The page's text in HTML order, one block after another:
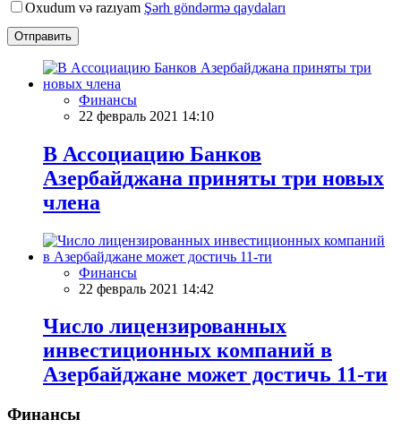
Oxudum və razıyam Şərh göndərmə qaydaları
Отправить
Финансы
22 февраль 2021 14:10
В Ассоциацию Банков
Азербайджана приняты три новых
члена
Финансы
22 февраль 2021 14:42
Число лицензированных
инвестиционных компаний в
Азербайджане может достичь 11-ти
Финансы